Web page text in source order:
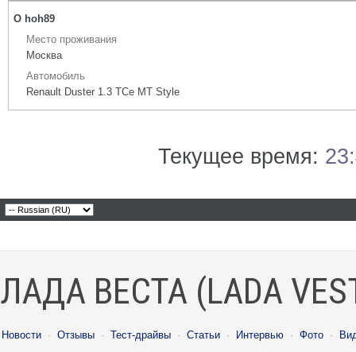
О hoh89
Место проживания
Москва
Автомобиль
Renault Duster 1.3 TCe MT Style
Текущее время:
ЛАДА ВЕСТА (LADA
Новости · Отзывы · Тест-драйвы · Статьи · Интервью · Фото ·